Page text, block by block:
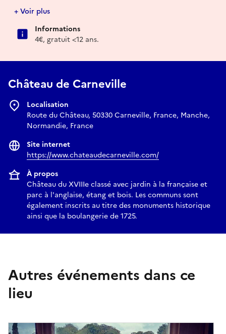
déguster chaque midi. Buvette et gourmandises sucrées
proposées par l'Association des Amis du Château de
Carneville.
Ateliers créatifs pour les enfants.
+ Voir plus
Informations
4€, gratuit <12 ans.
Château de Carneville
Localisation
Route du Château, 50330 Carneville, France, Manche,
Normandie, France
Site internet
https://www.chateaudecarneville.com/
À propos
Château du XVIIIe classé avec jardin à la française et
parc à l'anglaise, étang et bois. Les communs sont
également inscrits au titre des monuments historique
ainsi que la boulangerie de 1725.
Autres événements dans ce
lieu